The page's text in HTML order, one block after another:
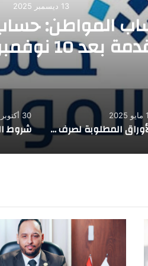
13 ديسمبر 2025
المواطن:
في أهلية دورة يناير
الأوراق المطلوبة لصرف معاش الأرملة في السعودية وشروط تقسيم الراتب على الورثة
30 أكتوبر 2025